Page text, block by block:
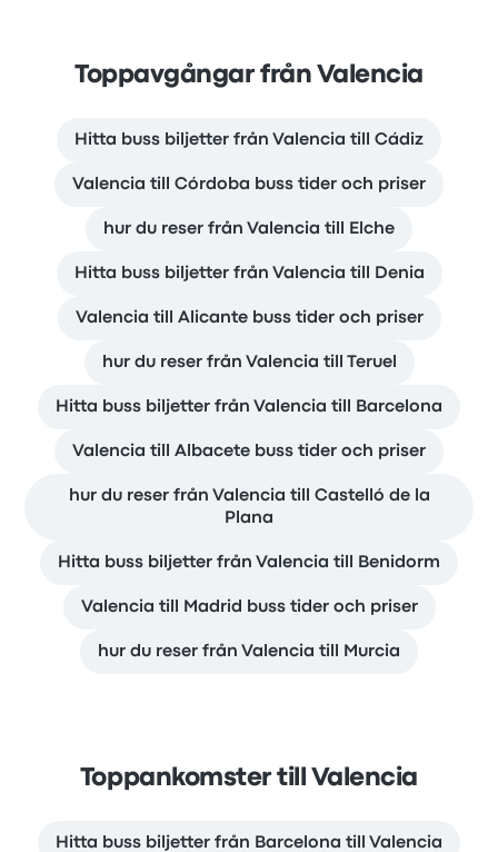
Toppavgångar från Valencia
Hitta buss biljetter från Valencia till Cádiz
Valencia till Córdoba buss tider och priser
hur du reser från Valencia till Elche
Hitta buss biljetter från Valencia till Denia
Valencia till Alicante buss tider och priser
hur du reser från Valencia till Teruel
Hitta buss biljetter från Valencia till Barcelona
Valencia till Albacete buss tider och priser
hur du reser från Valencia till Castelló de la
Plana
Hitta buss biljetter från Valencia till Benidorm
Valencia till Madrid buss tider och priser
hur du reser från Valencia till Murcia
Toppankomster till Valencia
Hitta buss biljetter från Barcelona till Valencia